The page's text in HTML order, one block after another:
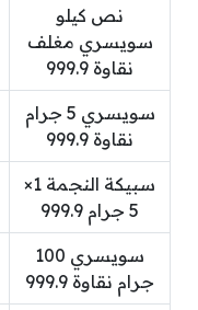
نص كيلو
سويسري مغلف
نقاوة 999.9
سويسري 5 جرام
نقاوة 999.9
سبيكة النجمة 1×
5 جرام 999.9
سويسري 100
جرام نقاوة 999.9